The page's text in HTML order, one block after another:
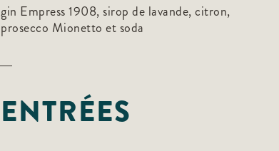
gin Empress 1908, sirop de lavande, citron,
prosecco Mionetto et soda
ENTRÉES